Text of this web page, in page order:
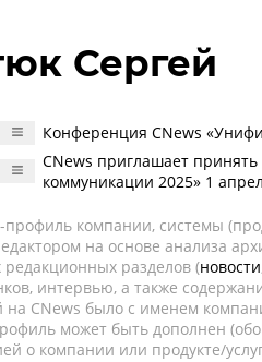
Сергей
Конференция CNews
CNews приглашает
коммуникации 2025» 1
компании, системы
на основе анализа
редакционных разделов (новости
интервью, а также
на CNews было с именем
может быть дополнен
о компании или продукте/